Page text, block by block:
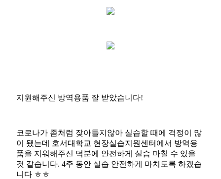
지원해주신 방역용품 잘 받았습니다!
코로나가 좀처럼 잦아들지않아 실습할 때에 걱정이 많
이 됐는데 호서대학교 현장실습지원센터에서 방역용
품을 지워해주신 덕분에 안전하게 실습 마칠 수 있을
것 같습니다. 4주 동안 실습 안전하게 마치도록 하겠습
니다 ㅎㅎ